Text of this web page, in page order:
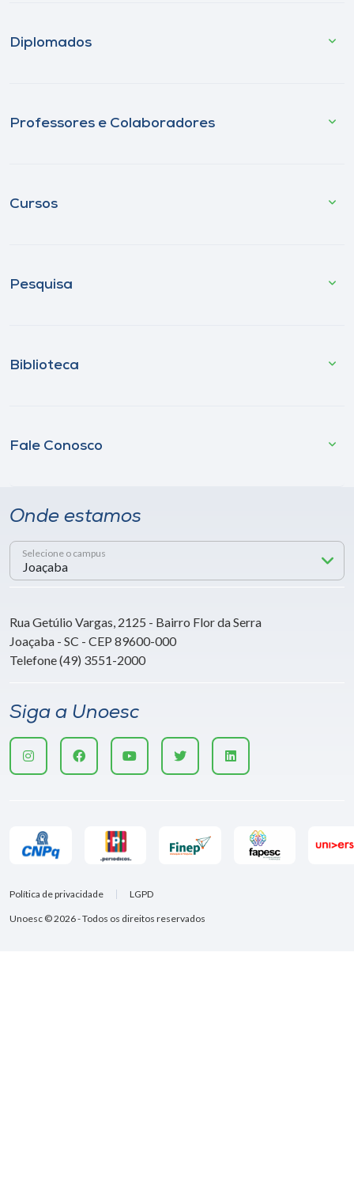
Diplomados
Professores e Colaboradores
Cursos
Pesquisa
Biblioteca
Fale Conosco
Onde estamos
Selecione o campus
Rua Getúlio Vargas, 2125 - Bairro Flor da Serra
Joaçaba - SC - CEP 89600-000
Telefone (49) 3551-2000
Siga a Unoesc
Unoesc © 2026 - Todos os direitos reservados
Política de privacidade LGPD